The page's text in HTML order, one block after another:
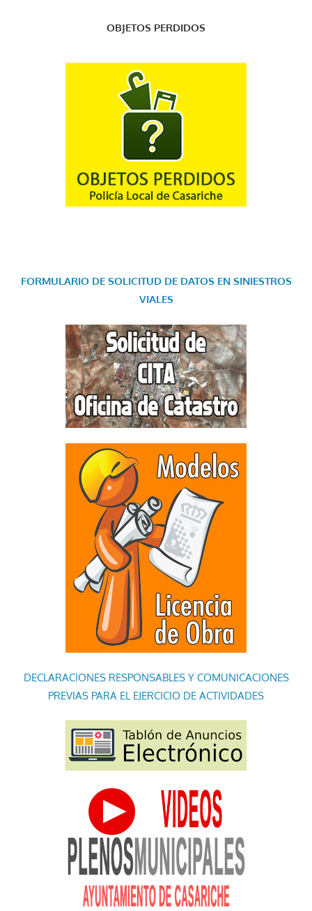
OBJETOS PERDIDOS
FORMULARIO DE SOLICITUD DE DATOS EN SINIESTROS
VIALES
DECLARACIONES RESPONSABLES Y COMUNICACIONES
PREVIAS PARA EL EJERCICIO DE ACTIVIDADES